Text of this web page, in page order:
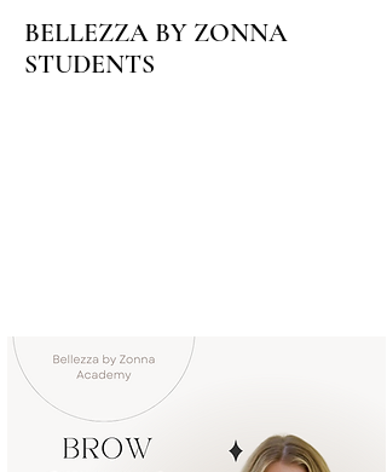
BELLEZZA BY ZONNA
STUDENTS